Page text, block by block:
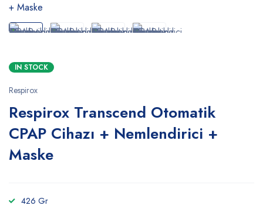
IN STOCK
Respirox
Respirox Transcend Otomatik
CPAP Cihazı + Nemlendirici +
Maske
426 Gr